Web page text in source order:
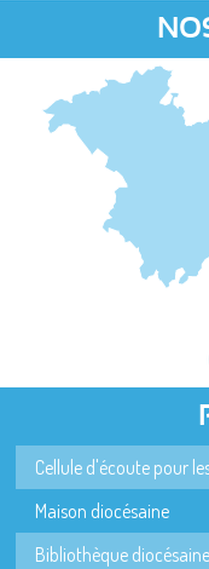
Cellule d'écoute pour
Maison diocésaine
Bibliothèque diocésaine